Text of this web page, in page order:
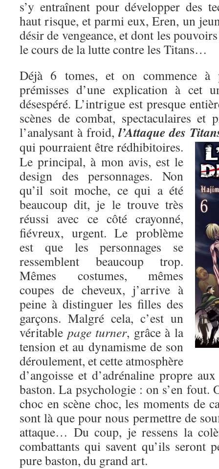
s’y entraînent pour développer des
haut risque, et parmi eux, Eren, un
désir de vengeance, et dont les
le cours de la lutte contre les Titans…
Déjà 6 tomes, et on commence à
prémisses d’une explication à cet
désespéré. L’intrigue est presque
scènes de combat, spectaculaires et
l’analysant à froid, l’Attaque des
qui pourraient être rédhibitoires.
Le principal, à mon avis, est le
design des personnages. Non
qu’il soit moche, ce qui a été
beaucoup dit, je le trouve très
réussi avec ce côté crayonné,
fiévreux, urgent. Le problème
est que les personnages se
ressemblent beaucoup trop.
Mêmes costumes, mêmes
coupes de cheveux, j’arrive à
peine à distinguer les filles des
garçons. Malgré cela, c’est un
véritable page turner, grâce à la
tension et au dynamisme de son
déroulement, et cette atmosphère
d’angoisse et d’adrénaline propre
baston. La psychologie : on s’en fout.
choc en scène choc, les moments de
sont là que pour nous permettre de
attaque… Du coup, je ressens la
combattants qui savent qu’ils seront
pure baston, du grand art.